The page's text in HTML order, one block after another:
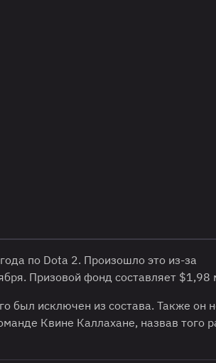
по Dota 2. Произошло это из-за
Призовой фонд составляет $1,98
был исключен из состава. Также он
Квине Каллахане, назвав того